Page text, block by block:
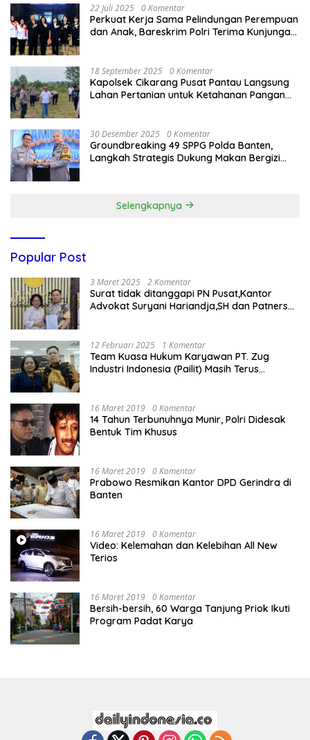
22 Juli 2025 0 Komentar
Perkuat Kerja Sama Pelindungan Perempuan
dan Anak, Bareskrim Polri Terima Kunjungan
18 September 2025 0 Komentar
Kapolsek Cikarang Pusat Pantau Langsung
Lahan Pertanian untuk Ketahanan Pangan
30 Desember 2025 0 Komentar
Groundbreaking 49 SPPG Polda Banten,
Langkah Strategis Dukung Makan Bergizi
Selengkapnya
Popular Post
3 Maret 2025 2 Komentar
Surat tidak ditanggapi PN Pusat,Kantor
Advokat Suryani Hariandja,SH dan Patners
12 Februari 2025 1 Komentar
Team Kuasa Hukum Karyawan PT. Zug
Industri Indonesia (Pailit) Masih Terus
16 Maret 2019 0 Komentar
14 Tahun Terbunuhnya Munir, Polri Didesak
Bentuk Tim Khusus
16 Maret 2019 0 Komentar
Prabowo Resmikan Kantor DPD Gerindra di
Banten
16 Maret 2019 0 Komentar
Video: Kelemahan dan Kelebihan All New
Terios
16 Maret 2019 0 Komentar
Bersih-bersih, 60 Warga Tanjung Priok Ikuti
Program Padat Karya